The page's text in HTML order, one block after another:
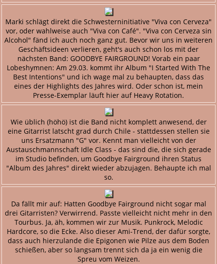
Marki schlägt direkt die Schwesterninitiative "Viva con Cerveza"
vor, oder wahlweise auch "Viva con Café". "Viva con Cerveza sin
Alcohol" fänd ich auch noch ganz gut. Bevor wir uns in weiteren
Geschäftsideen verlieren, geht's auch schon los mit der
nächsten Band: GOODBYE FAIRGROUND! Vorab ein paar
Lobeshymnen: Am 29.03. kommt ihr Album "I Started With The
Best Intentions" und ich wage mal zu behaupten, dass das
eines der Highlights des Jahres wird. Oder schon ist, mein
Presse-Exemplar läuft hier auf Heavy Rotation.
Wie üblich (höhö) ist die Band nicht komplett anwesend, der
eine Gitarrist latscht grad durch Chile - stattdessen stellen sie
uns Ersatzmann "G" vor. Kennt man vielleicht von der
Austauschmannschaft Idle Class - das sind die, die sich gerade
im Studio befinden, um Goodbye Fairground ihren Status
"Album des Jahres" direkt wieder abzujagen. Behaupte ich mal
so.
Da fällt mir auf: Hatten Goodbye Fairground nicht sogar mal
drei Gitarristen? Verwirrend. Passte vielleicht nicht mehr in den
Tourbus. Ja, äh, kommen wir zur Musik. Punkrock, Melodic
Hardcore, so die Ecke. Also dieser Ami-Trend, der dafür sorgte,
dass auch hierzulande die Epigonen wie Pilze aus dem Boden
schießen, aber so langsam trennt sich da ja ein wenig die
Spreu vom Weizen.